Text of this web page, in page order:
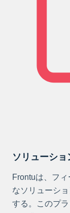
ソリューショ
Frontuは、フ
なソリューシ
する。このプ